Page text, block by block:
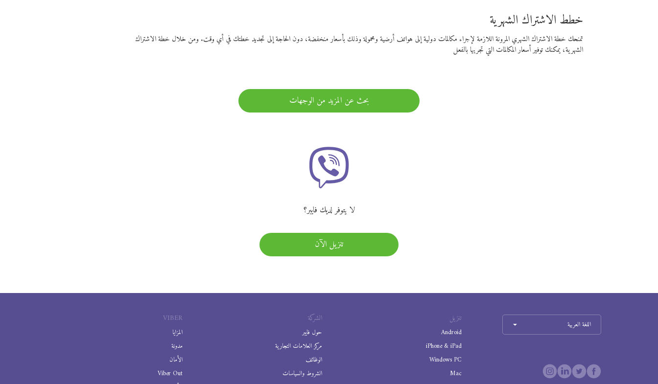
خطط الاشتراك الشهرية
تمنحك خطة الاشتراك الشهري المرونة اللازمة لإجراء مكالمات دولية إلى هواتف أرضية ومحمولة وذلك بأسعار منخفضة، دون الحاجة إلى تجديد خطتك في أي وقت. ومن خلال خطة الاشتراك
الشهرية، يمكنك توفير أسعار المكالمات التي تجريها بالفعل
بحث عن المزيد من الوجهات
لا يتوفر لديك فايبر؟
تنزيل الآن
VIBER
المزايا
مدونة
الأمان
Viber Out
الشركة
حول فايبر
مركز العلامات التجارية
الوظائف
الشروط والسياسات
تنزيل
Android
iPhone & iPad
Windows PC
Mac
اللغة العربية